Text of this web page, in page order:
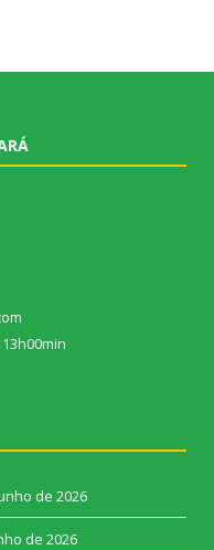
de 2026
de 2026